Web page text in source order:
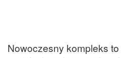
Nowoczesny kompleks